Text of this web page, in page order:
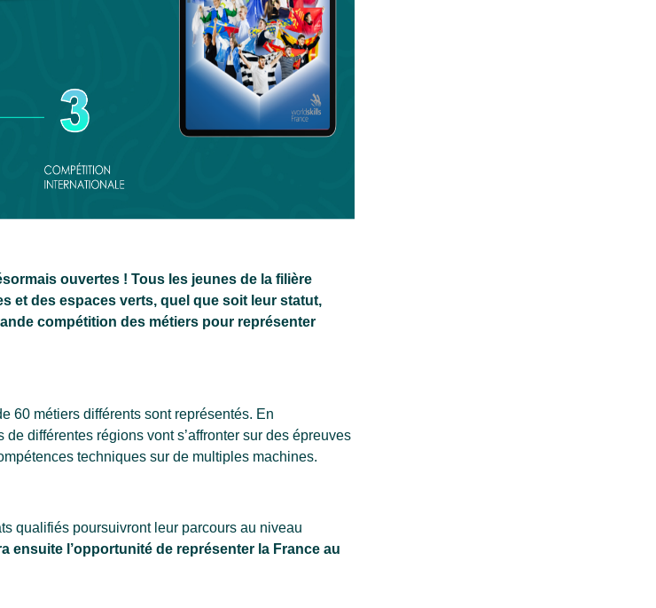
ouvertes ! Tous les jeunes de la filière
et des espaces verts, quel que soit leur statut,
compétition des métiers pour représenter
60 métiers différents sont représentés. En
différentes régions vont s’affronter sur des épreuves
techniques sur de multiples machines.
qualifiés poursuivront leur parcours au niveau
ensuite l’opportunité de représenter la France au